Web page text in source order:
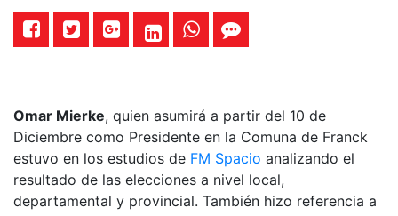
Omar Mierke, quien asumirá a partir del 10 de
Diciembre como Presidente en la Comuna de Franck
estuvo en los estudios de FM Spacio analizando el
resultado de las elecciones a nivel local,
departamental y provincial. También hizo referencia a